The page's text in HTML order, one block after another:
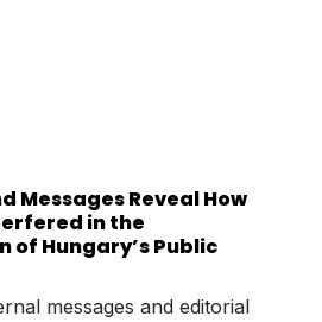
Messages Reveal How
in the
of Hungary’s Public
messages and editorial